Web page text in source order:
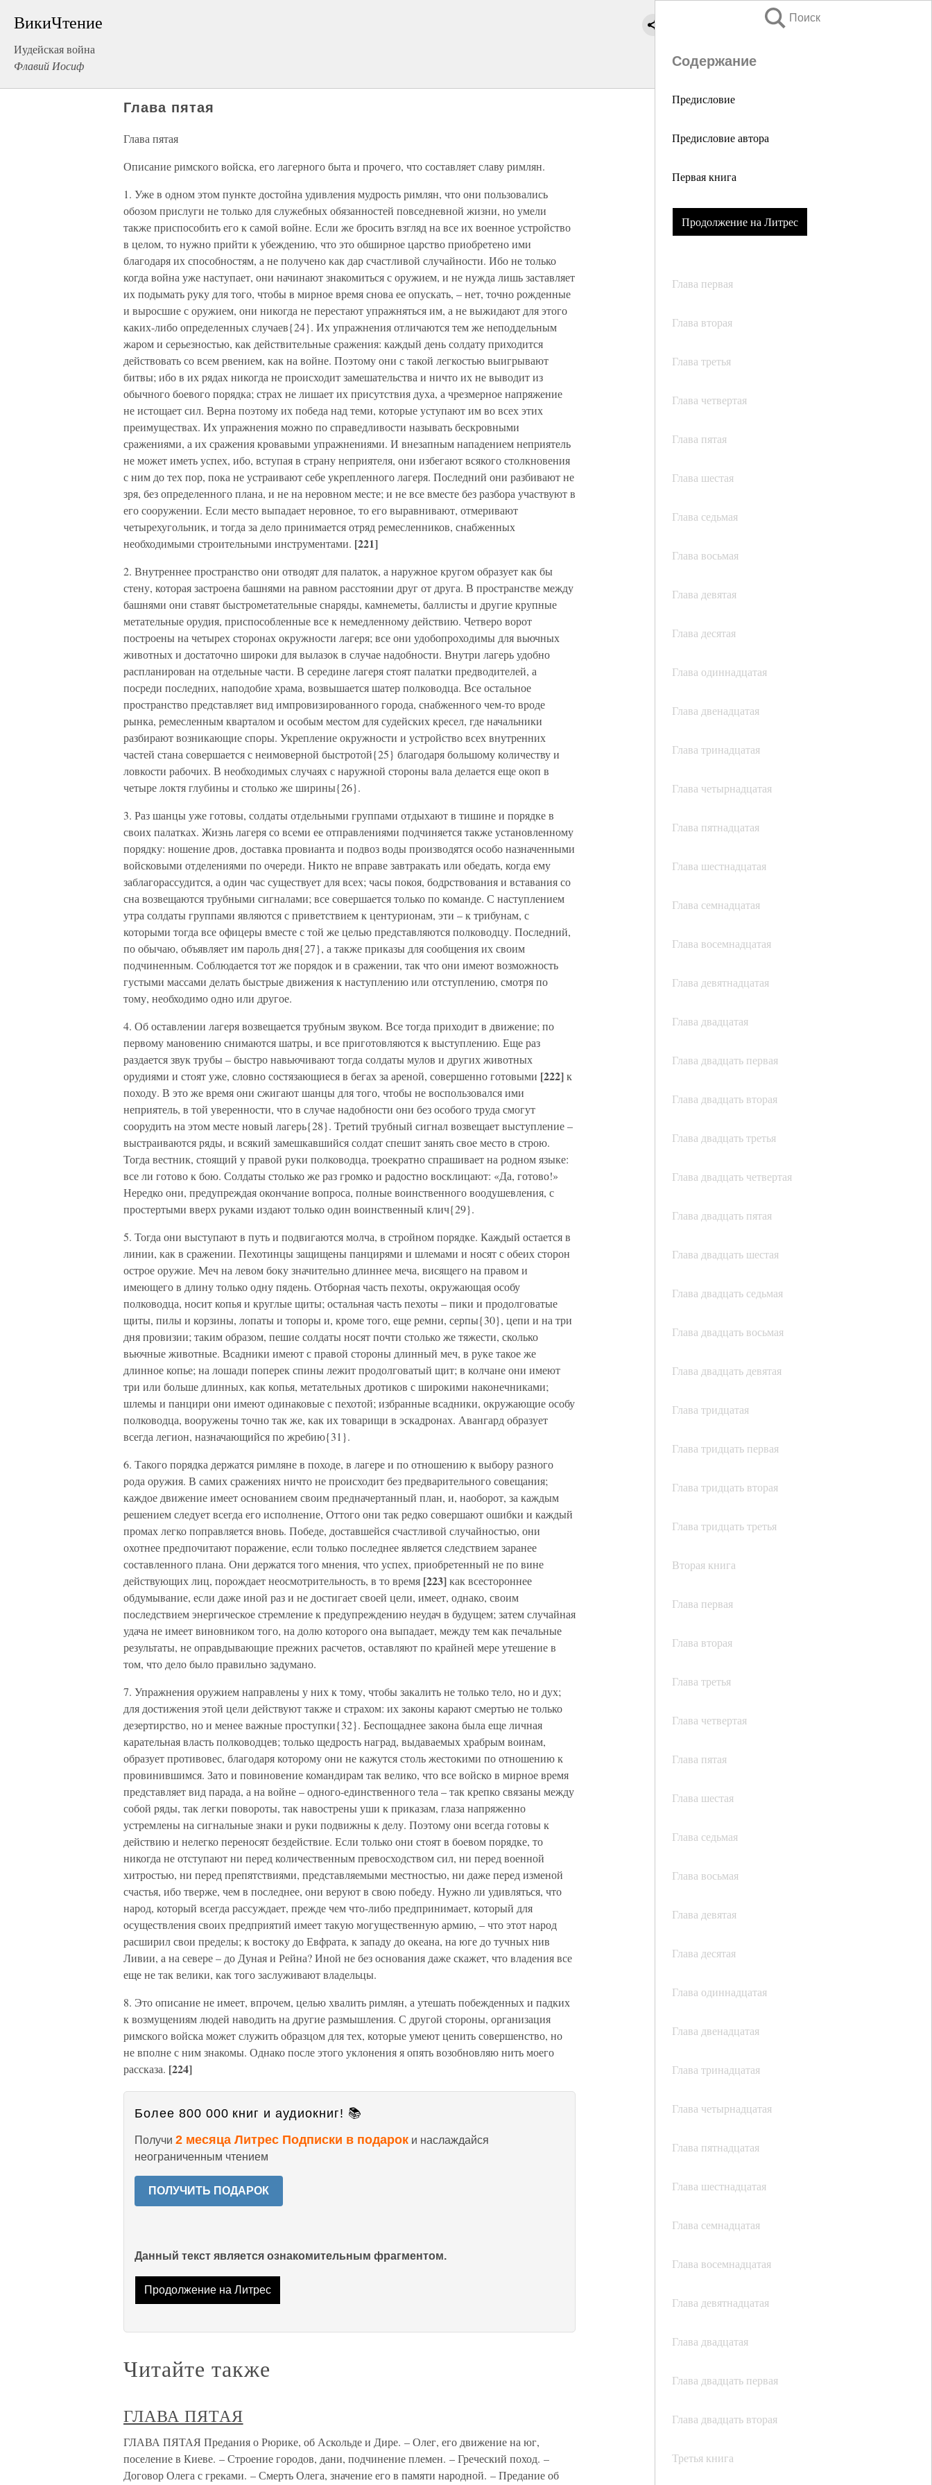
ВикиЧтение
Иудейская война
Флавий Иосиф
Поиск
Содержание
Предисловие
Предисловие автора
Первая книга
Продолжение на Литрес
Глава первая
Глава вторая
Глава третья
Глава четвертая
Глава пятая
Глава шестая
Глава седьмая
Глава восьмая
Глава девятая
Глава десятая
Глава одиннадцатая
Глава двенадцатая
Глава тринадцатая
Глава четырнадцатая
Глава пятнадцатая
Глава шестнадцатая
Глава семнадцатая
Глава восемнадцатая
Глава девятнадцатая
Глава двадцатая
Глава двадцать первая
Глава двадцать вторая
Глава двадцать третья
Глава двадцать четвертая
Глава двадцать пятая
Глава двадцать шестая
Глава двадцать седьмая
Глава двадцать восьмая
Глава двадцать девятая
Глава тридцатая
Глава тридцать первая
Глава тридцать вторая
Глава тридцать третья
Вторая книга
Глава первая
Глава вторая
Глава третья
Глава четвертая
Глава пятая
Глава шестая
Глава седьмая
Глава восьмая
Глава девятая
Глава десятая
Глава одиннадцатая
Глава двенадцатая
Глава тринадцатая
Глава четырнадцатая
Глава пятнадцатая
Глава шестнадцатая
Глава семнадцатая
Глава восемнадцатая
Глава девятнадцатая
Глава двадцатая
Глава двадцать первая
Глава двадцать вторая
Третья книга
Глава пятая
Глава пятая
Описание римского войска, его лагерного быта и прочего, что составляет славу римлян.
1. Уже в одном этом пункте достойна удивления мудрость римлян, что они пользовались
обозом прислуги не только для служебных обязанностей повседневной жизни, но умели
также приспособить его к самой войне. Если же бросить взгляд на все их военное устройство
в целом, то нужно прийти к убеждению, что это обширное царство приобретено ими
благодаря их способностям, а не получено как дар счастливой случайности. Ибо не только
когда война уже наступает, они начинают знакомиться с оружием, и не нужда лишь заставляет
их подымать руку для того, чтобы в мирное время снова ее опускать, – нет, точно рожденные
и выросшие с оружием, они никогда не перестают упражняться им, а не выжидают для этого
каких-либо определенных случаев{24}. Их упражнения отличаются тем же неподдельным
жаром и серьезностью, как действительные сражения: каждый день солдату приходится
действовать со всем рвением, как на войне. Поэтому они с такой легкостью выигрывают
битвы; ибо в их рядах никогда не происходит замешательства и ничто их не выводит из
обычного боевого порядка; страх не лишает их присутствия духа, а чрезмерное напряжение
не истощает сил. Верна поэтому их победа над теми, которые уступают им во всех этих
преимуществах. Их упражнения можно по справедливости называть бескровными
сражениями, а их сражения кровавыми упражнениями. И внезапным нападением неприятель
не может иметь успех, ибо, вступая в страну неприятеля, они избегают всякого столкновения
с ним до тех пор, пока не устраивают себе укрепленного лагеря. Последний они разбивают не
зря, без определенного плана, и не на неровном месте; и не все вместе без разбора участвуют в
его сооружении. Если место выпадает неровное, то его выравнивают, отмеривают
четырехугольник, и тогда за дело принимается отряд ремесленников, снабженных
необходимыми строительными инструментами. [221]
2. Внутреннее пространство они отводят для палаток, а наружное кругом образует как бы
стену, которая застроена башнями на равном расстоянии друг от друга. В пространстве между
башнями они ставят быстрометательные снаряды, камнеметы, баллисты и другие крупные
метательные орудия, приспособленные все к немедленному действию. Четверо ворот
построены на четырех сторонах окружности лагеря; все они удобопроходимы для вьючных
животных и достаточно широки для вылазок в случае надобности. Внутри лагерь удобно
распланирован на отдельные части. В середине лагеря стоят палатки предводителей, а
посреди последних, наподобие храма, возвышается шатер полководца. Все остальное
пространство представляет вид импровизированного города, снабженного чем-то вроде
рынка, ремесленным кварталом и особым местом для судейских кресел, где начальники
разбирают возникающие споры. Укрепление окружности и устройство всех внутренних
частей стана совершается с неимоверной быстротой{25} благодаря большому количеству и
ловкости рабочих. В необходимых случаях с наружной стороны вала делается еще окоп в
четыре локтя глубины и столько же ширины{26}.
3. Раз шанцы уже готовы, солдаты отдельными группами отдыхают в тишине и порядке в
своих палатках. Жизнь лагеря со всеми ее отправлениями подчиняется также установленному
порядку: ношение дров, доставка провианта и подвоз воды производятся особо назначенными
войсковыми отделениями по очереди. Никто не вправе завтракать или обедать, когда ему
заблагорассудится, а один час существует для всех; часы покоя, бодрствования и вставания со
сна возвещаются трубными сигналами; все совершается только по команде. С наступлением
утра солдаты группами являются с приветствием к центурионам, эти – к трибунам, с
которыми тогда все офицеры вместе с той же целью представляются полководцу. Последний,
по обычаю, объявляет им пароль дня{27}, а также приказы для сообщения их своим
подчиненным. Соблюдается тот же порядок и в сражении, так что они имеют возможность
густыми массами делать быстрые движения к наступлению или отступлению, смотря по
тому, необходимо одно или другое.
4. Об оставлении лагеря возвещается трубным звуком. Все тогда приходит в движение; по
первому мановению снимаются шатры, и все приготовляются к выступлению. Еще раз
раздается звук трубы – быстро навьючивают тогда солдаты мулов и других животных
орудиями и стоят уже, словно состязающиеся в бегах за ареной, совершенно готовыми [222]к
походу. В это же время они сжигают шанцы для того, чтобы не воспользовался ими
неприятель, в той уверенности, что в случае надобности они без особого труда смогут
соорудить на этом месте новый лагерь{28}. Третий трубный сигнал возвещает выступление –
выстраиваются ряды, и всякий замешкавшийся солдат спешит занять свое место в строю.
Тогда вестник, стоящий у правой руки полководца, троекратно спрашивает на родном языке:
все ли готово к бою. Солдаты столько же раз громко и радостно восклицают: «Да, готово!»
Нередко они, предупреждая окончание вопроса, полные воинственного воодушевления, с
простертыми вверх руками издают только один воинственный клич{29}.
5. Тогда они выступают в путь и подвигаются молча, в стройном порядке. Каждый остается в
линии, как в сражении. Пехотинцы защищены панцирями и шлемами и носят с обеих сторон
острое оружие. Меч на левом боку значительно длиннее меча, висящего на правом и
имеющего в длину только одну пядень. Отборная часть пехоты, окружающая особу
полководца, носит копья и круглые щиты; остальная часть пехоты – пики и продолговатые
щиты, пилы и корзины, лопаты и топоры и, кроме того, еще ремни, серпы{30}, цепи и на три
дня провизии; таким образом, пешие солдаты носят почти столько же тяжести, сколько
вьючные животные. Всадники имеют с правой стороны длинный меч, в руке такое же
длинное копье; на лошади поперек спины лежит продолговатый щит; в колчане они имеют
три или больше длинных, как копья, метательных дротиков с широкими наконечниками;
шлемы и панцири они имеют одинаковые с пехотой; избранные всадники, окружающие особу
полководца, вооружены точно так же, как их товарищи в эскадронах. Авангард образует
всегда легион, назначающийся по жребию{31}.
6. Такого порядка держатся римляне в походе, в лагере и по отношению к выбору разного
рода оружия. В самих сражениях ничто не происходит без предварительного совещания;
каждое движение имеет основанием своим предначертанный план, и, наоборот, за каждым
решением следует всегда его исполнение, Оттого они так редко совершают ошибки и каждый
промах легко поправляется вновь. Победе, доставшейся счастливой случайностью, они
охотнее предпочитают поражение, если только последнее является следствием заранее
составленного плана. Они держатся того мнения, что успех, приобретенный не по вине
действующих лиц, порождает неосмотрительность, в то время [223]как всестороннее
обдумывание, если даже иной раз и не достигает своей цели, имеет, однако, своим
последствием энергическое стремление к предупреждению неудач в будущем; затем случайная
удача не имеет виновником того, на долю которого она выпадает, между тем как печальные
результаты, не оправдывающие прежних расчетов, оставляют по крайней мере утешение в
том, что дело было правильно задумано.
7. Упражнения оружием направлены у них к тому, чтобы закалить не только тело, но и дух;
для достижения этой цели действуют также и страхом: их законы карают смертью не только
дезертирство, но и менее важные проступки{32}. Беспощаднее закона была еще личная
карательная власть полководцев; только щедрость наград, выдаваемых храбрым воинам,
образует противовес, благодаря которому они не кажутся столь жестокими по отношению к
провинившимся. Зато и повиновение командирам так велико, что все войско в мирное время
представляет вид парада, а на войне – одного-единственного тела – так крепко связаны между
собой ряды, так легки повороты, так навострены уши к приказам, глаза напряженно
устремлены на сигнальные знаки и руки подвижны к делу. Поэтому они всегда готовы к
действию и нелегко переносят бездействие. Если только они стоят в боевом порядке, то
никогда не отступают ни перед количественным превосходством сил, ни перед военной
хитростью, ни перед препятствиями, представляемыми местностью, ни даже перед изменой
счастья, ибо тверже, чем в последнее, они веруют в свою победу. Нужно ли удивляться, что
народ, который всегда рассуждает, прежде чем что-либо предпринимает, который для
осуществления своих предприятий имеет такую могущественную армию, – что этот народ
расширил свои пределы; к востоку до Евфрата, к западу до океана, на юге до тучных нив
Ливии, а на севере – до Дуная и Рейна? Иной не без основания даже скажет, что владения все
еще не так велики, как того заслуживают владельцы.
8. Это описание не имеет, впрочем, целью хвалить римлян, а утешать побежденных и падких
к возмущениям людей наводить на другие размышления. С другой стороны, организация
римского войска может служить образцом для тех, которые умеют ценить совершенство, но
не вполне с ним знакомы. Однако после этого уклонения я опять возобновляю нить моего
рассказа. [224]
Более 800 000 книг и аудиокниг! 📚
Получи 2 месяца Литрес Подписки в подарок и наслаждайся
неограниченным чтением
ПОЛУЧИТЬ ПОДАРОК
Данный текст является ознакомительным фрагментом.
Продолжение на Литрес
Читайте также
ГЛАВА ПЯТАЯ
ГЛАВА ПЯТАЯ Предания о Рюрике, об Аскольде и Дире. – Олег, его движение на юг,
поселение в Киеве. – Строение городов, дани, подчинение племен. – Греческий поход. –
Договор Олега с греками. – Смерть Олега, значение его в памяти народной. – Предание об